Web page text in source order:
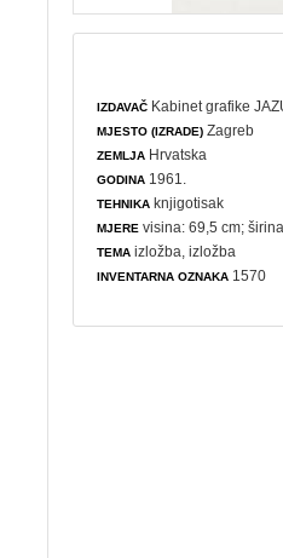
IZDAVAČ Kabinet grafike
MJESTO (IZRADE) Zagreb
ZEMLJA Hrvatska
GODINA 1961.
TEHNIKA knjigotisak
MJERE visina: 69,5 cm;
TEMA izložba ,izložba
INVENTARNA OZNAKA 1570